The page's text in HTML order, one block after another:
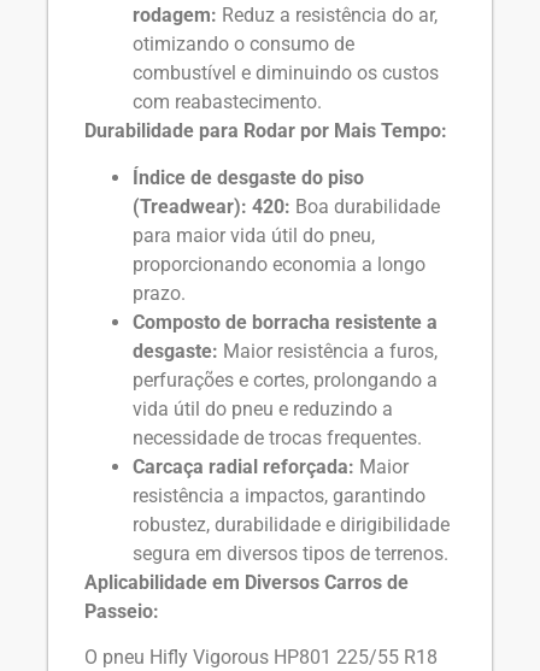
rodagem: Reduz a resistência do ar,
otimizando o consumo de
combustível e diminuindo os custos
com reabastecimento.
Durabilidade para Rodar por Mais Tempo:
Índice de desgaste do piso
(Treadwear): 420: Boa durabilidade
para maior vida útil do pneu,
proporcionando economia a longo
prazo.
Composto de borracha resistente a
desgaste: Maior resistência a furos,
perfurações e cortes, prolongando a
vida útil do pneu e reduzindo a
necessidade de trocas frequentes.
Carcaça radial reforçada: Maior
resistência a impactos, garantindo
robustez, durabilidade e dirigibilidade
segura em diversos tipos de terrenos.
Aplicabilidade em Diversos Carros de
Passeio:
O pneu Hifly Vigorous HP801 225/55 R18